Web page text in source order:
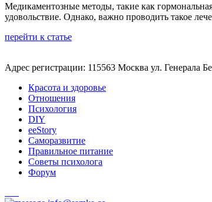
Медикаментозные методы, такие как
удовольствие. Однако, важно проводить такое
перейти к статье
Адрес регистрации: 115563 Москва ул. Генерала
Красота и здоровье
Отношения
Психология
DIY
ееStory
Саморазвитие
Правильное питание
Советы психолога
Форум